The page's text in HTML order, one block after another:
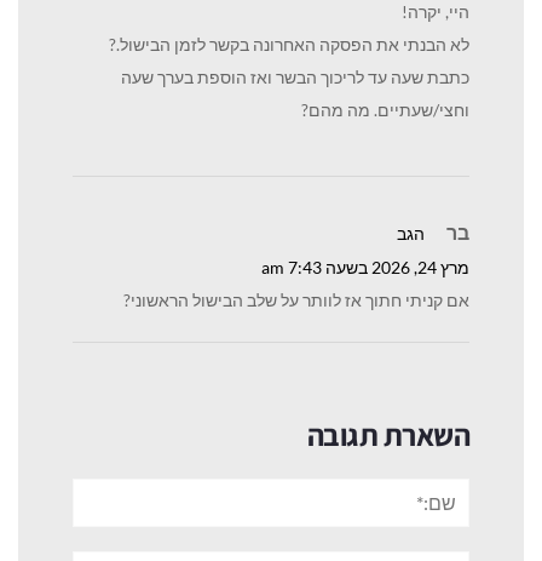
היי, יקרה!
לא הבנתי את הפסקה האחרונה בקשר לזמן הבישול.?
כתבת שעה עד לריכוך הבשר ואז הוספת בערך שעה
וחצי/שעתיים. מה מהם?
בר
הגב
מרץ 24, 2026 בשעה 7:43 am
אם קניתי חתוך אז לוותר על שלב הבישול הראשוני?
השארת תגובה